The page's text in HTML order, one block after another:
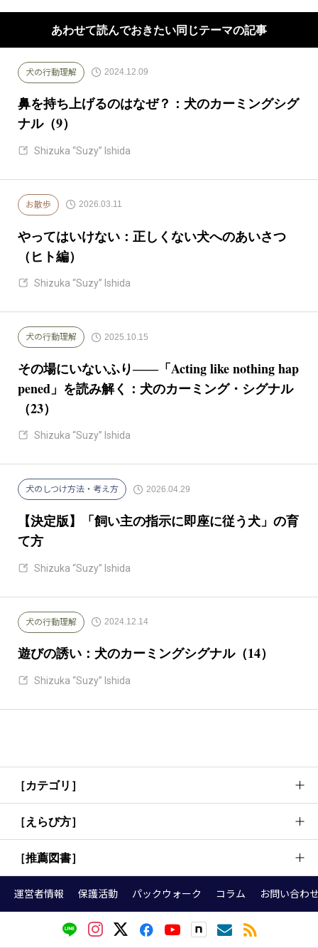
あわせて読んでおきたい同じテーマの記事
犬の行動理解 2024.12.09
鼻を持ち上げるのはなぜ？：犬のカーミングシグ
ナル（9）
Shizuka “Suzy” Ishida
お散歩 2026.03.11
やってはいけない：正しくない犬へのあいさつ
（ヒト編）
Shizuka “Suzy” Ishida
犬の行動理解 2025.10.15
その場にいないふり――「Acting like nothing hap
pened」を読み解く：犬のカーミング・シグナル
（23）
Shizuka “Suzy” Ishida
犬のしつけ方法・考え方 2026.04.29
【決定版】「飼い主の指示に即座に従う犬」の育
て方
Shizuka “Suzy” Ishida
犬の行動理解 2024.12.14
遊びの誘い：犬のカーミングシグナル（14）
Shizuka “Suzy” Ishida
［カテゴリ］
犬のしつけ方法・考え方
お散歩
［えらび方］
首輪
［推薦図書］
『犬語図鑑』
『犬の頭がグングンよくなる育て方』
運営者情報 保護活動 パックウォーク コラム お問い合わ